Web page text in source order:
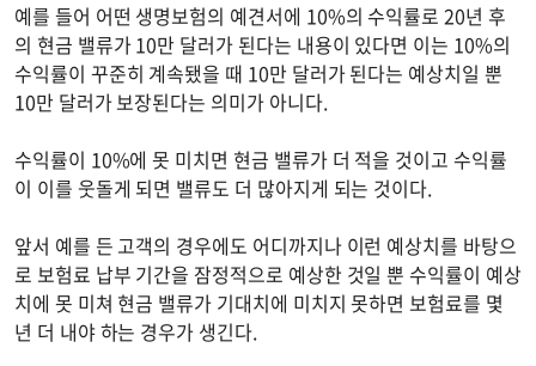
예를 들어 어떤 생명보험의 예견서에 10%의 수익률로 20년 후
의 현금 밸류가 10만 달러가 된다는 내용이 있다면 이는 10%의
수익률이 꾸준히 계속됐을 때 10만 달러가 된다는 예상치일 뿐
10만 달러가 보장된다는 의미가 아니다.
수익률이 10%에 못 미치면 현금 밸류가 더 적을 것이고 수익률
이 이를 웃돌게 되면 밸류도 더 많아지게 되는 것이다.
앞서 예를 든 고객의 경우에도 어디까지나 이런 예상치를 바탕으
로 보험료 납부 기간을 잠정적으로 예상한 것일 뿐 수익률이 예상
치에 못 미쳐 현금 밸류가 기대치에 미치지 못하면 보험료를 몇
년 더 내야 하는 경우가 생긴다.